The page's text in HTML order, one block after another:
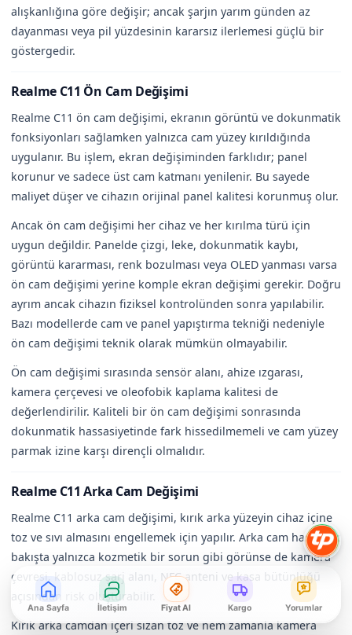
alışkanlığına göre değişir; ancak şarjın yarım günden az
dayanması veya pil yüzdesinin kararsız ilerlemesi güçlü bir
göstergedir.
Realme C11 Ön Cam Değişimi
Realme C11 ön cam değişimi, ekranın görüntü ve dokunmatik
fonksiyonları sağlamken yalnızca cam yüzey kırıldığında
uygulanır. Bu işlem, ekran değişiminden farklıdır; panel
korunur ve sadece üst cam katmanı yenilenir. Bu sayede
maliyet düşer ve cihazın orijinal panel kalitesi korunmuş olur.
Ancak ön cam değişimi her cihaz ve her kırılma türü için
uygun değildir. Panelde çizgi, leke, dokunmatik kaybı,
görüntü kararması, renk bozulması veya OLED yanması varsa
ön cam değişimi yerine komple ekran değişimi gerekir. Doğru
ayrım ancak cihazın fiziksel kontrolünden sonra yapılabilir.
Bazı modellerde cam ve panel yapıştırma tekniği nedeniyle
ön cam değişimi teknik olarak mümkün olmayabilir.
Ön cam değişimi sırasında sensör alanı, ahize ızgarası,
kamera çerçevesi ve oleofobik kaplama kalitesi de
değerlendirilir. Kaliteli bir ön cam değişimi sonrasında
dokunmatik hassasiyetinde fark hissedilmemeli ve cam yüzey
parmak izine karşı dirençli olmalıdır.
Realme C11 Arka Cam Değişimi
Realme C11 arka cam değişimi, kırık arka yüzeyin cihaz içine
toz ve sıvı almasını engellemek için yapılır. Arka cam hasarı ilk
bakışta yalnızca kozmetik bir sorun gibi görünse de kamera
çevresi, kablosuz şarj alanı, NFC anteni ve kasa bütünlüğü
açısından risk oluşturabilir.
Kırık arka camdan içeri sızan toz ve nem zamanla kamera
Ana Sayfa İletişim Fiyat Al Kargo Yorumlar